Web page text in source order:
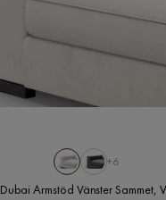
+6
Dubai Armstöd Vänster Sammet,